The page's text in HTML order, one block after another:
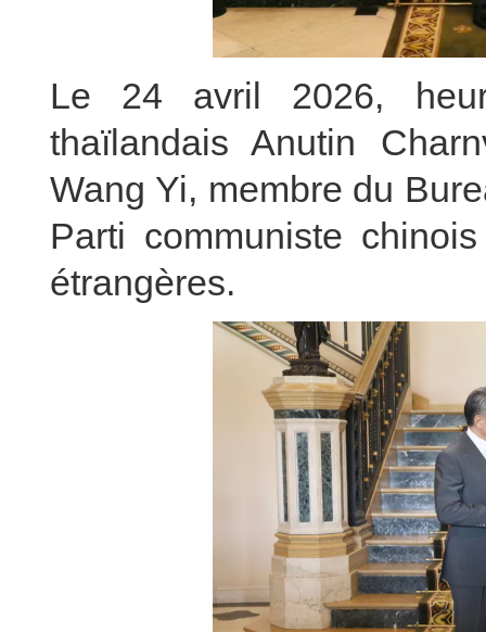
Le 24 avril 2026,
thaïlandais Anutin
Wang Yi, membre du
Parti communiste
étrangères.